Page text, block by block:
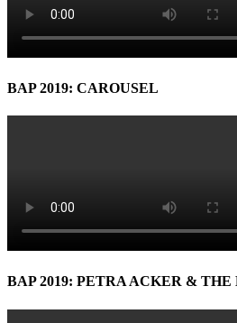
BAP 2019: CAROUSEL
BAP 2019: PETRA ACKER & THE